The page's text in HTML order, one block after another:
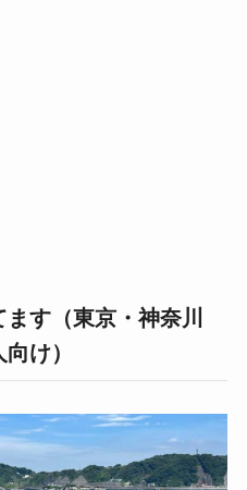
す（東京・神奈川
け）